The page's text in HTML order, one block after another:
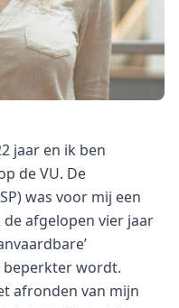
jaar en ik ben
de VU. De
was voor mij een
afgelopen vier jaar
beperkter wordt.
afronden van mijn